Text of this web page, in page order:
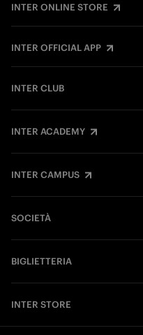
INTER ONLINE STORE
INTER OFFICIAL APP
INTER CLUB
INTER ACADEMY
INTER CAMPUS
SOCIETÀ
BIGLIETTERIA
INTER STORE